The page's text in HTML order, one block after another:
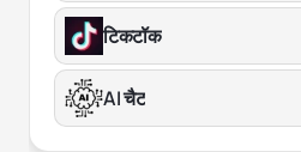
टिकटॉक
AI चैट